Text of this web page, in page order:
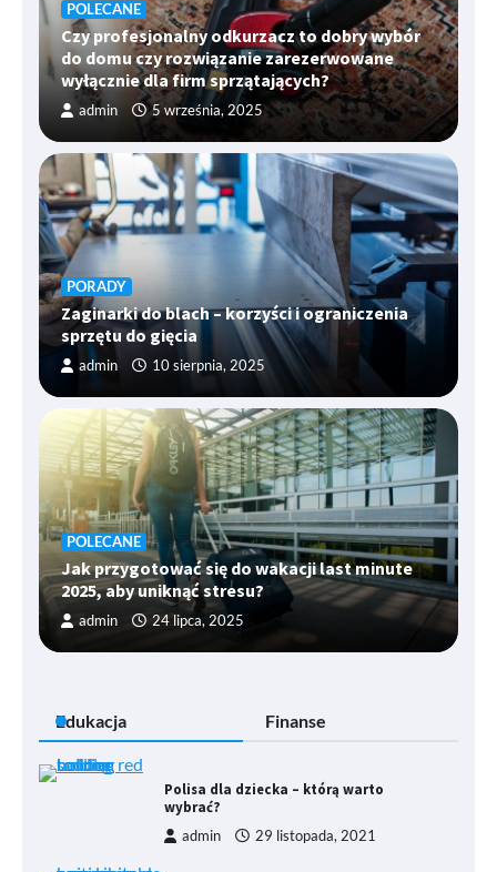
POLECANE
Czy profesjonalny odkurzacz to dobry wybór
do domu czy rozwiązanie zarezerwowane
wyłącznie dla firm sprzątających?
admin 5 września, 2025
PORADY
Zaginarki do blach – korzyści i ograniczenia
sprzętu do gięcia
admin 10 sierpnia, 2025
POLECANE
Jak przygotować się do wakacji last minute
2025, aby uniknąć stresu?
admin 24 lipca, 2025
Edukacja Finanse
Polisa dla dziecka – którą warto
wybrać?
admin 29 listopada, 2021